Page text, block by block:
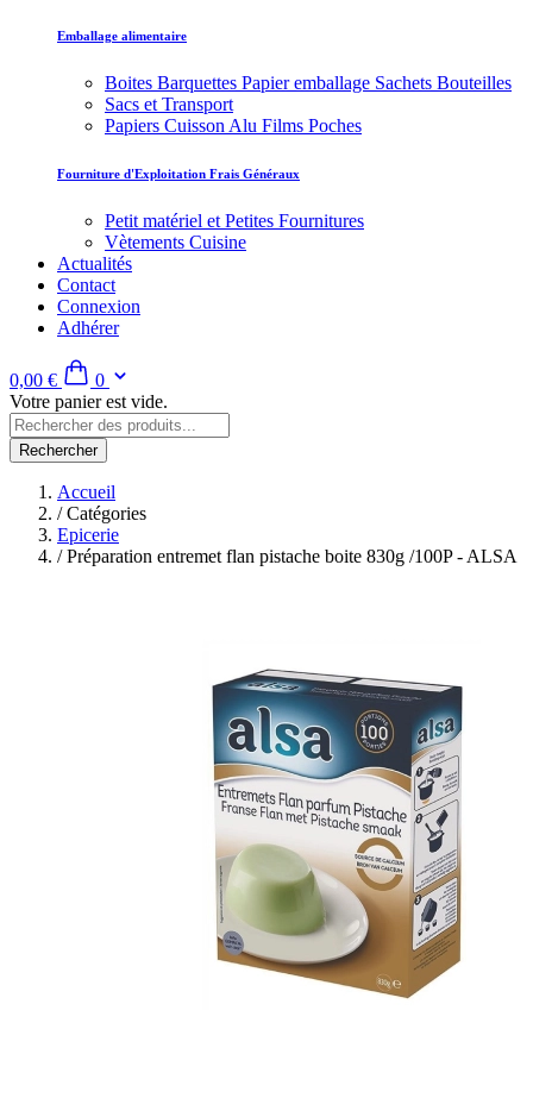
Emballage alimentaire
Boites Barquettes Papier emballage Sachets Bouteilles
Sacs et Transport
Papiers Cuisson Alu Films Poches
Fourniture d'Exploitation Frais Généraux
Petit matériel et Petites Fournitures
Vètements Cuisine
Actualités
Contact
Connexion
Adhérer
0,00 €
0
Votre panier est vide.
Rechercher
Accueil
/Catégories
Epicerie
/Préparation entremet flan pistache boite 830g /100P - ALSA